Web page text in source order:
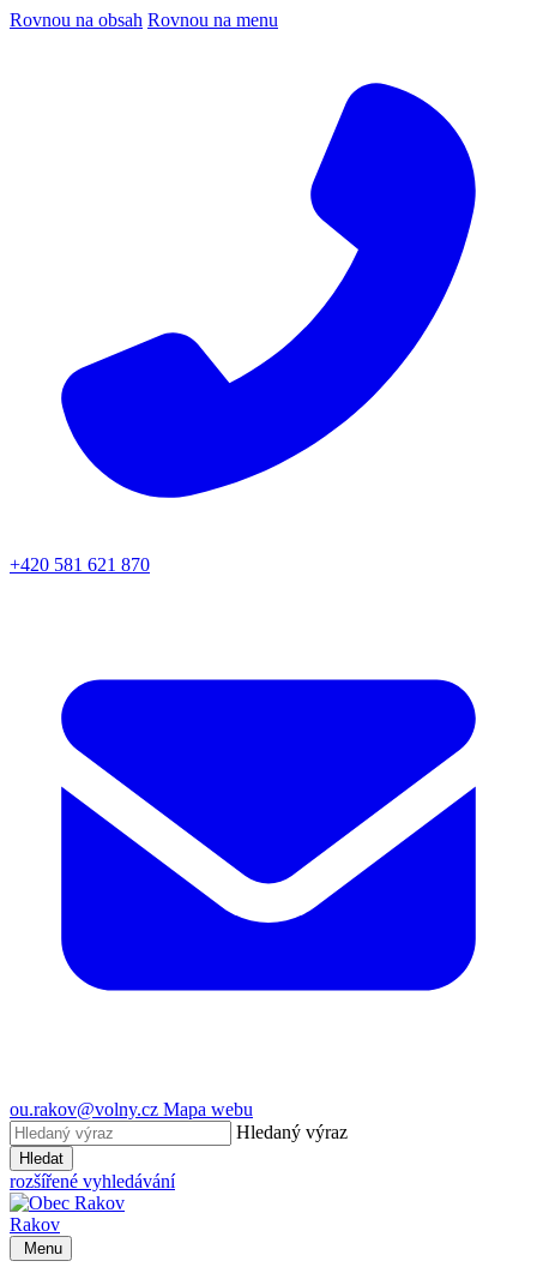
Rovnou na obsah Rovnou na menu
+420 581 621 870
ou.rakov@volny.cz Mapa webu
Hledaný výraz
Hledat
rozšířené vyhledávání
Rakov
Menu